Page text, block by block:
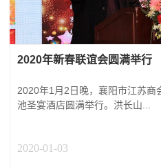
2020年新春联谊会圆满举行
2020年1月2日晚，襄阳市江苏商
池圣宴酒店圆满举行。洪长山...
2020-01-03